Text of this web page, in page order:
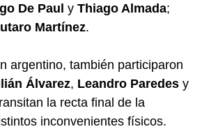
De Paul y Thiago Almada;
Martínez.
argentino, también participaron
Álvarez, Leandro Paredes y
la recta final de la
inconvenientes físicos.